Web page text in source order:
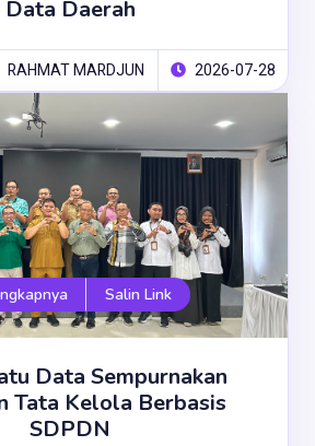
Data Daerah
RAHMAT MARDJUN 2026-07-28
Salin Link
Data Sempurnakan
Tata Kelola Berbasis
SDPDN